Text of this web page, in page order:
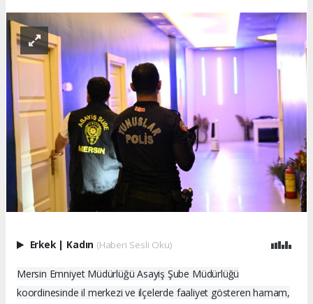
Erkek Kadın (Haberi Sesli Oku)
Mersin Emniyet Müdürlüğü Asayiş Şube Müdürlüğü
koordinesinde il merkezi ve ilçelerde faaliyet gösteren hamam,